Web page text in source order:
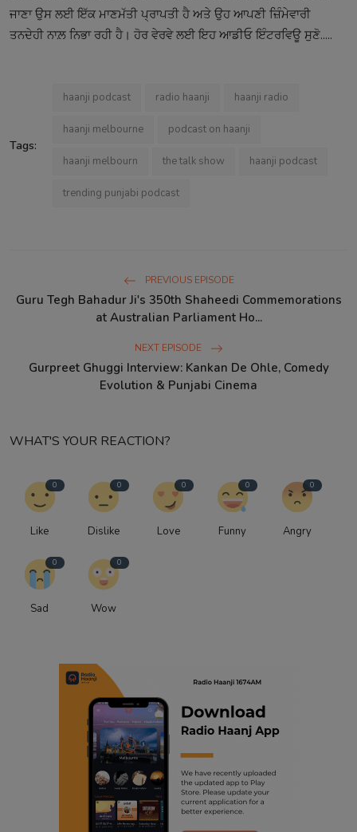
ਜਾਣਾ ਉਸ ਲਈ ਇੱਕ ਮਾਣਮੱਤੀ ਪ੍ਰਾਪਤੀ ਹੈ ਅਤੇ ਉਹ ਆਪਣੀ ਜ਼ਿੰਮੇਵਾਰੀ
ਤਨਦੇਹੀ ਨਾਲ਼ ਨਿਭਾ ਰਹੀ ਹੈ। ਹੋਰ ਵੇਰਵੇ ਲਈ ਇਹ ਆਡੀਓ ਇੰਟਰਵਿਊ ਸੁਣੋ.....
Tags:
haanji podcast radio haanji haanji radio
haanji melbourne podcast on haanji
haanji melbourn the talk show haanji podcast
trending punjabi podcast
PREVIOUS EPISODE
Guru Tegh Bahadur Ji's 350th Shaheedi Commemorations
at Australian Parliament Ho...
NEXT EPISODE
Gurpreet Ghuggi Interview: Kankan De Ohle, Comedy
Evolution & Punjabi Cinema
WHAT'S YOUR REACTION?
0
Like
0
Dislike
0
Love
0
Funny
0
Angry
0
Sad
0
Wow